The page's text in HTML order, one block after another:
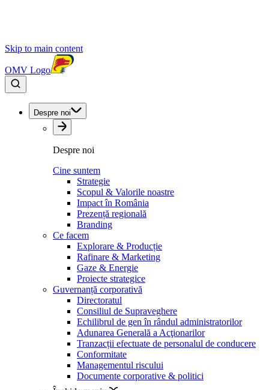
Skip to main content
OMV Logo
Despre noi
Despre noi
Cine suntem
Strategie
Scopul & Valorile noastre
Impact în România
Prezență regională
Branding
Ce facem
Explorare & Producție
Rafinare & Marketing
Gaze & Energie
Proiecte strategice
Guvernanță corporativă
Directoratul
Consiliul de Supraveghere
Echilibrul de gen în rândul administratorilor
Adunarea Generală a Acţionarilor
Tranzacții efectuate de personalul de conducere
Conformitate
Managementul riscului
Documente corporative & politici